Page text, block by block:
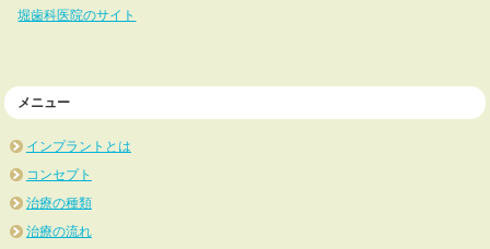
堀歯科医院のサイト
メニュー
インプラントとは
コンセプト
治療の種類
治療の流れ